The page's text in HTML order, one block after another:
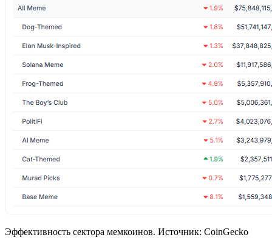
Эффективность сектора мемкоинов. Источник: CoinGecko